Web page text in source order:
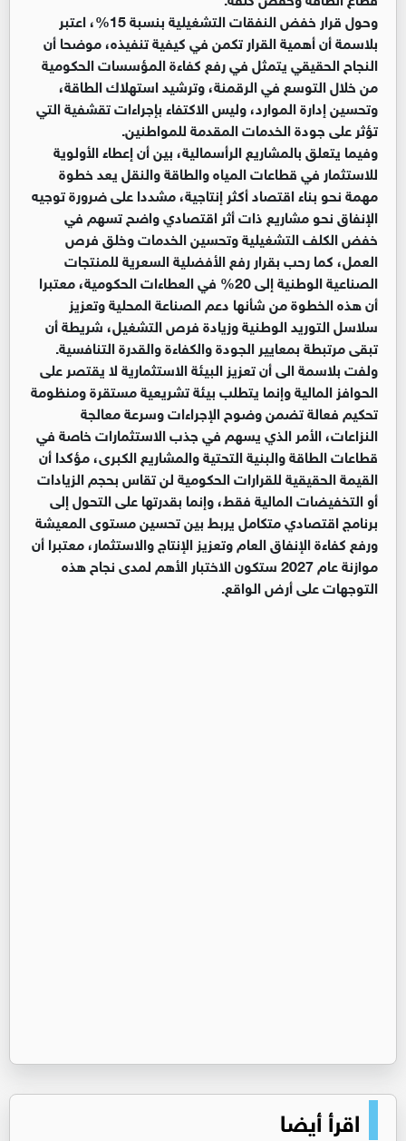
وحول قرار خفض النفقات التشغيلية بنسبة 15%، اعتبر
بلاسمة أن أهمية القرار تكمن في كيفية تنفيذه، موضحا أن
النجاح الحقيقي يتمثل في رفع كفاءة المؤسسات الحكومية
من خلال التوسع في الرقمنة، وترشيد استهلاك الطاقة،
وتحسين إدارة الموارد، وليس الاكتفاء بإجراءات تقشفية التي
تؤثر على جودة الخدمات المقدمة للمواطنين.
وفيما يتعلق بالمشاريع الرأسمالية، بين أن إعطاء الأولوية
للاستثمار في قطاعات المياه والطاقة والنقل يعد خطوة
مهمة نحو بناء اقتصاد أكثر إنتاجية، مشددا على ضرورة توجيه
الإنفاق نحو مشاريع ذات أثر اقتصادي واضح تسهم في
خفض الكلف التشغيلية وتحسين الخدمات وخلق فرص
العمل، كما رحب بقرار رفع الأفضلية السعرية للمنتجات
الصناعية الوطنية إلى 20% في العطاءات الحكومية، معتبرا
أن هذه الخطوة من شأنها دعم الصناعة المحلية وتعزيز
سلاسل التوريد الوطنية وزيادة فرص التشغيل، شريطة أن
تبقى مرتبطة بمعايير الجودة والكفاءة والقدرة التنافسية.
ولفت بلاسمة الى أن تعزيز البيئة الاستثمارية لا يقتصر على
الحوافز المالية وإنما يتطلب بيئة تشريعية مستقرة ومنظومة
تحكيم فعالة تضمن وضوح الإجراءات وسرعة معالجة
النزاعات، الأمر الذي يسهم في جذب الاستثمارات خاصة في
قطاعات الطاقة والبنية التحتية والمشاريع الكبرى، مؤكدا أن
القيمة الحقيقية للقرارات الحكومية لن تقاس بحجم الزيادات
أو التخفيضات المالية فقط، وإنما بقدرتها على التحول إلى
برنامج اقتصادي متكامل يربط بين تحسين مستوى المعيشة
ورفع كفاءة الإنفاق العام وتعزيز الإنتاج والاستثمار، معتبرا أن
موازنة عام 2027 ستكون الاختبار الأهم لمدى نجاح هذه
التوجهات على أرض الواقع.
اقرأ أيضا